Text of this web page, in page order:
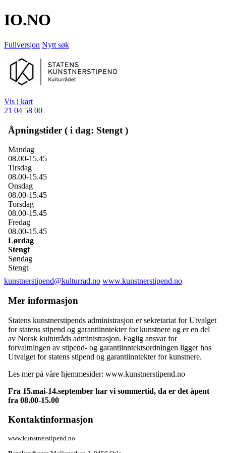
IO.NO
Fullversjon Nytt søk
Vis i kart
21 04 58 00
Åpningstider ( i dag: Stengt )
Mandag
08.00-15.45
Tirsdag
08.00-15.45
Onsdag
08.00-15.45
Torsdag
08.00-15.45
Fredag
08.00-15.45
Lørdag
Stengt
Søndag
Stengt
kunstnerstipend@kulturrad.no www.kunstnerstipend.no
Mer informasjon
Statens kunstnerstipends administrasjon er sekretariat for Utvalget
for statens stipend og garantiinntekter for kunstnere og er en del
av Norsk kulturråds administrasjon. Faglig ansvar for
forvaltningen av stipend- og garantiinntektsordningen ligger hos
Utvalget for statens stipend og garantiinntekter for kunstnere.
Les mer på våre hjemmesider: www.kunstnerstipend.no
Fra 15.mai-14.september har vi sommertid, da er det åpent
fra 08.00-15.00
Kontaktinformasjon
www.kunstnerstipend.no